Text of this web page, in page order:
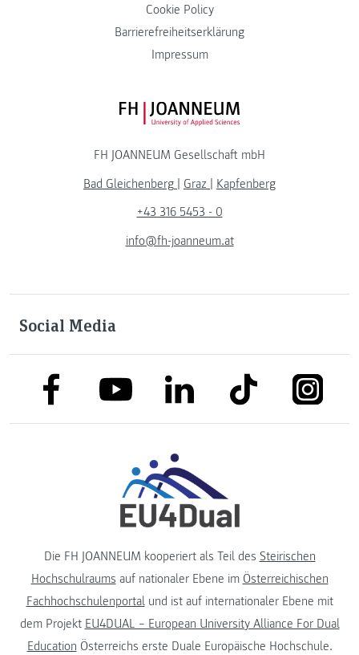
Cookie Policy
Barrierefreiheitserklärung
Impressum
FH JOANNEUM Logo
FH JOANNEUM Gesellschaft mbH
Bad Gleichenberg | Graz | Kapfenberg
+43 316 5453 - 0
info@fh-joanneum.at
Social Media
link to facebooklink to youtubelink to linkedinlink to tiktok link to
Die FH JOANNEUM kooperiert als Teil des Steirischen
Hochschulraums auf nationaler Ebene im Österreichischen
Fachhochschulenportalund ist auf internationaler Ebene mit
dem Projekt EU4DUAL – European University Alliance For Dual
Education Österreichs erste Duale Europäische Hochschule.